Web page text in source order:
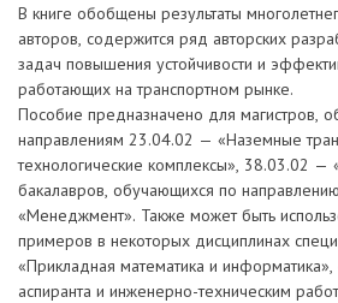
В книге обобщены результаты
авторов, содержится ряд авторских
задач повышения устойчивости и
работающих на транспортном рынке.
Пособие предназначено для магистров,
направлениям 23.04.02 — «Наземные
технологические комплексы», 38.03.02
бакалавров, обучающихся по
«Менеджмент». Также может быть
примеров в некоторых дисциплинах
«Прикладная математика и информатика»,
аспиранта и инженерно-техническим